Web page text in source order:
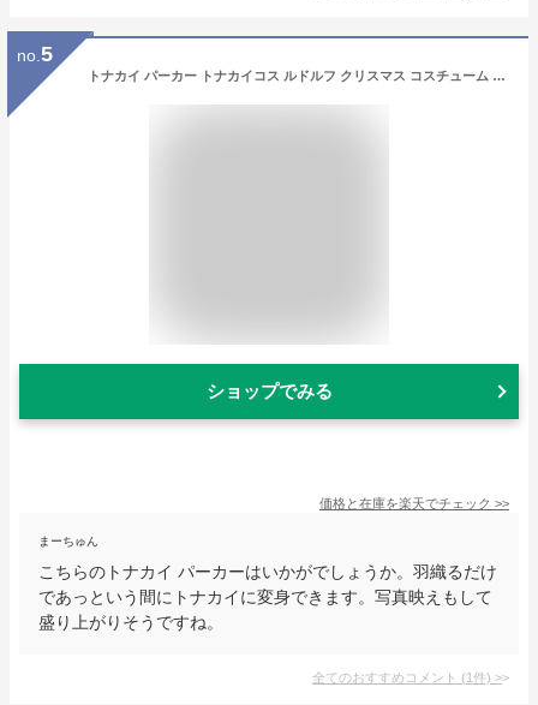
no. 5
トナカイ パーカー トナカイコス ルドルフ クリスマス コスチューム 衣装 男性用 メンズ レディース 大きいサイズ 動物 鹿 クリスマス衣装 コスプレ衣装 クリスマスコスチューム トナカイ仮装 トナカイコスプレ トナカイ衣装 セクシーサンタ ファー x-mas s-cs_6b601
ショップでみる
価格と在庫を楽天でチェック >>
まーちゅん
こちらのトナカイ パーカーはいかがでしょうか。羽織るだけ
であっという間にトナカイに変身できます。写真映えもして
盛り上がりそうですね。
全てのおすすめコメント (1件) >